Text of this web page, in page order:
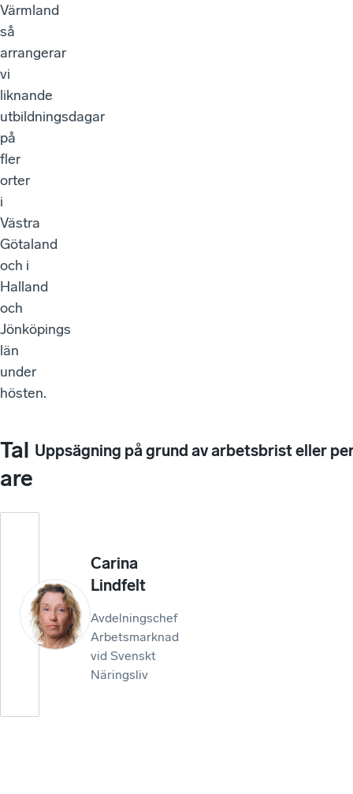
Värmland
så
arrangerar
vi
liknande
utbildningsdagar
på
fler
orter
i
Västra
Götaland
och i
Halland
och
Jönköpings
län
under
hösten.
Tal
are
Carina
Lindfelt
Avdelningschef
Arbetsmarknad
vid Svenskt
Näringsliv
Uppsägning på grund av arbetsbrist eller